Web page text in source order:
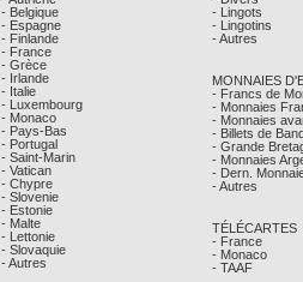
- Belgique
- Espagne
- Finlande
- France
- Grèce
- Irlande
- Italie
- Luxembourg
- Monaco
- Pays-Bas
- Portugal
- Saint-Marin
- Vatican
- Chypre
- Slovenie
- Estonie
- Malte
- Lettonie
- Slovaquie
- Autres
- Lingots
- Lingotins
- Autres
MONNAIES
- Francs de
- Monnaies
- Monnaies
- Billets de
- Grande
- Monnaies
- Dern.
- Autres
TÉLÉCARTES
- France
- Monaco
- TAAF